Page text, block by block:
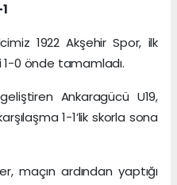
1922 Akşehir Spor, ilk
0 önde tamamladı.
Ankaragücü U19,
1-1’lik skorla sona
maçın ardından yaptığı